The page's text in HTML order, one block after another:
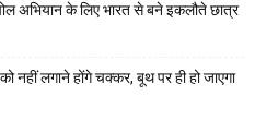
अभियान के लिए भारत से बने इकलौते छात्र
लगाने होंगे चक्कर, बूथ पर ही हो जाएगा